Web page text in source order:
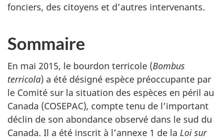
fonciers, des citoyens et d’autres intervenants.
Sommaire
En mai 2015, le bourdon terricole (Bombus
terricola) a été désigné espèce préoccupante par
le Comité sur la situation des espèces en péril au
Canada (COSEPAC), compte tenu de l’important
déclin de son abondance observé dans le sud du
Canada. Il a été inscrit à l’annexe 1 de la Loi sur